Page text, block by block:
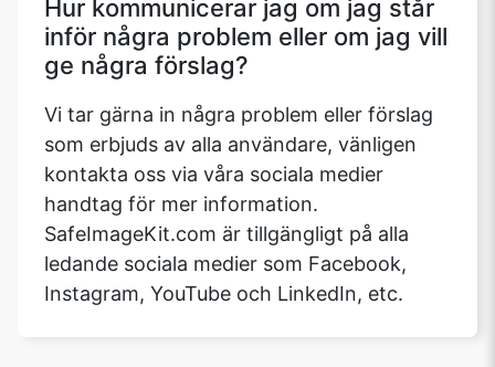
Hur kommunicerar jag om jag står
inför några problem eller om jag vill
ge några förslag?
Vi tar gärna in några problem eller förslag
som erbjuds av alla användare, vänligen
kontakta oss via våra sociala medier
handtag för mer information.
SafeImageKit.com är tillgängligt på alla
ledande sociala medier som Facebook,
Instagram, YouTube och LinkedIn, etc.